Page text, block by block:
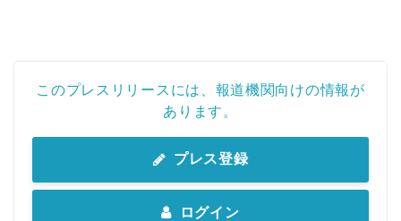
このプレスリリースには、報道機関向けの情報が
あります。
プレス登録
ログイン